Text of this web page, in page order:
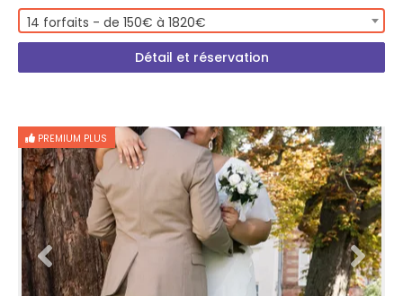
14 forfaits - de 150€ à 1820€
Détail et réservation
PREMIUM PLUS